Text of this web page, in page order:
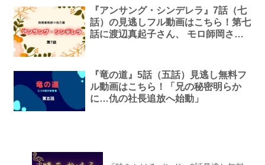
『アンサング・シンデレラ』7話（七
話）の見逃しフル動画はこちら！第七
話に渡辺真起子さん、 モロ師岡さん
『竜の道』5話（五話）見逃し無料フ
ル動画はこちら！「兄の秘密明らか
に…仇の社長追放へ始動」